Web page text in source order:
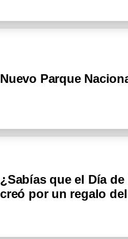
Nuevo Parque
¿Sabías que el Día
creó por un regalo